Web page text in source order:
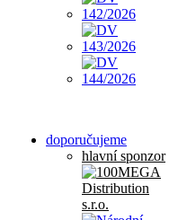
doporučujeme
hlavní sponzor